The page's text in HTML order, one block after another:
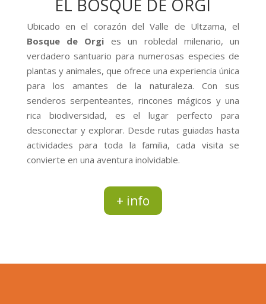
EL BOSQUE DE ORGI
Ubicado en el corazón del Valle de Ultzama, el
Bosque de Orgi es un robledal milenario, un
verdadero santuario para numerosas especies de
plantas y animales, que ofrece una experiencia única
para los amantes de la naturaleza. Con sus
senderos serpenteantes, rincones mágicos y una
rica biodiversidad, es el lugar perfecto para
desconectar y explorar. Desde rutas guiadas hasta
actividades para toda la familia, cada visita se
convierte en una aventura inolvidable.
+ info